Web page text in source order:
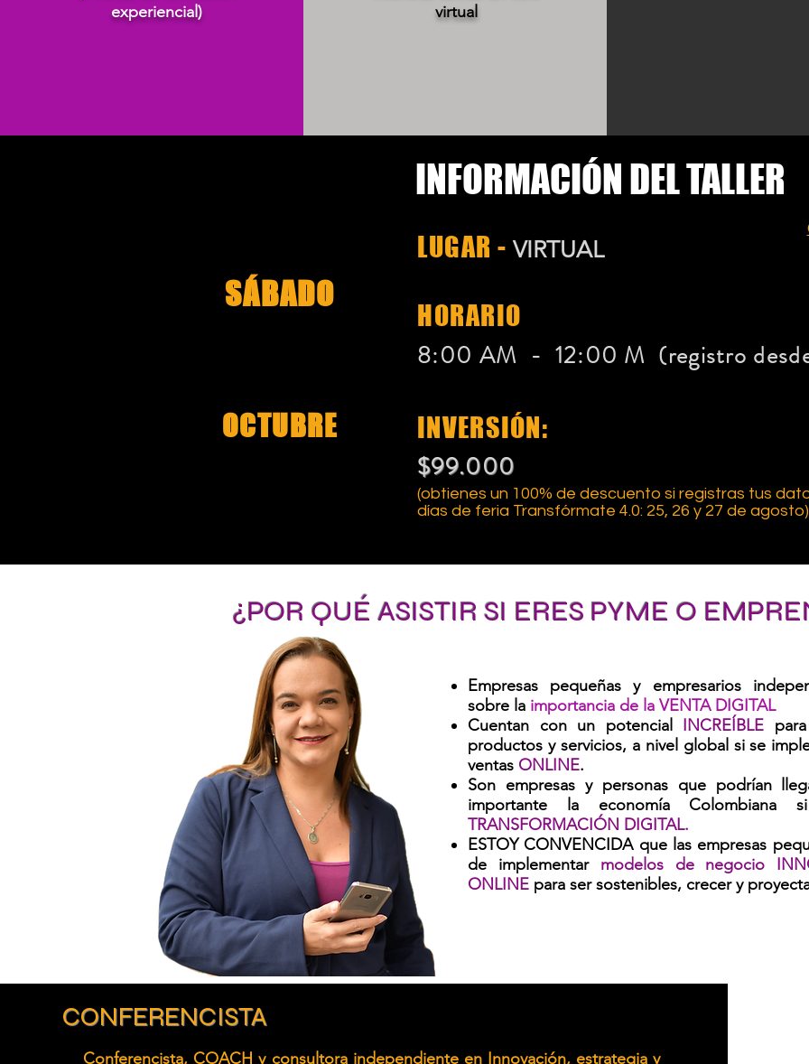
experiencial)
virtual
INFORMACIÓN DEL TALLER
SÁBADO
OCTUBRE
LUGAR -VIRTUAL
HORARIO
8:00 AM - 12:00 M (registro
INVERSIÓN:
$99.000
(obtienes un 100% de descuento si registras tus
días de feria Transfórmate 4.0: 25, 26 y 27 de agosto)
¿POR QUÉ ASISTIR SI ERES PYME O
Empresas pequeñas y empresarios
sobre la importancia de la VENTA DIGITAL
Cuentan con un potencial INCREÍBLE
productos y servicios, a nivel global si se
ventas ONLINE.
Son empresas y personas que podrían
importante la economía
TRANSFORMACIÓN DIGITAL.
ESTOY CONVENCIDA que las empresas
de implementar modelos de negocio
ONLINE para ser sostenibles, crecer y
CONFERENCISTA
Conferencista, COACH y consultora independiente en Innovación, estrategia y